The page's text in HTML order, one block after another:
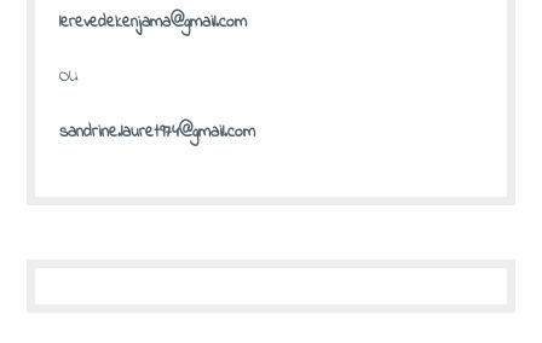
lerevedekenjama@gmail.com
OU
sandrine.lauret974@gmail.com